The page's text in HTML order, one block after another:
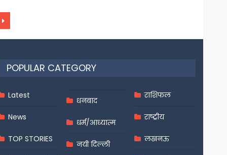
POPULAR CATEGORY
Latest
News
TOP STORIES
धनबाद
धर्म/आध्यात्म
नयी दिल्ली
राशिफल
राष्ट्रीय
लखनऊ